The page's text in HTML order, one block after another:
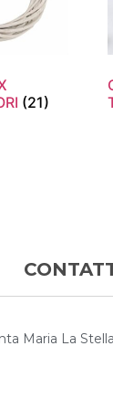
(21)
Maria La